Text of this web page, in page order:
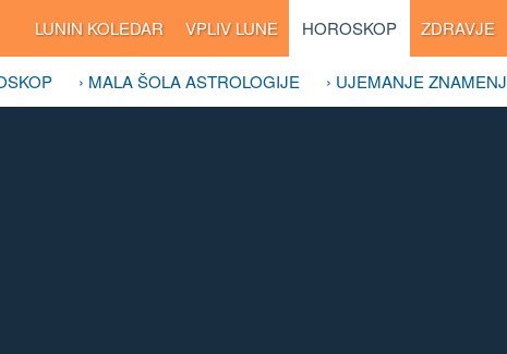
LUNIN KOLEDAR VPLIV LUNE HOROSKOP ZDRAVJE
› MALA ŠOLA ASTROLOGIJE › UJEMANJE ZNAMENJ